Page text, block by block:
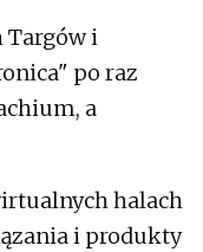
Targów i
po raz
a
halach
i produkty